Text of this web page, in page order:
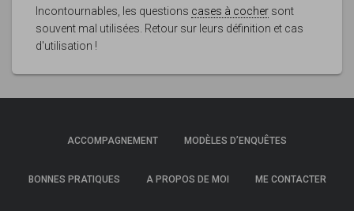
Incontournables, les questions cases à cocher sont
souvent mal utilisées. Retour sur leurs définition et cas
d'utilisation !
ACCOMPAGNEMENT MODÈLES D’ENQUÊTES
BONNES PRATIQUES A PROPOS DE MOI ME CONTACTER